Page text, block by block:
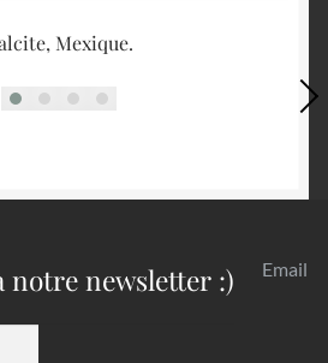
Mexique.
notre newsletter :) Email